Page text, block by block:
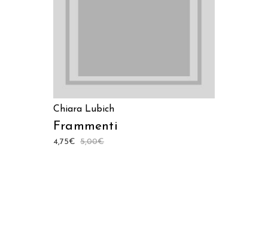
Chiara Lubich
Frammenti
5,00€
4,75€